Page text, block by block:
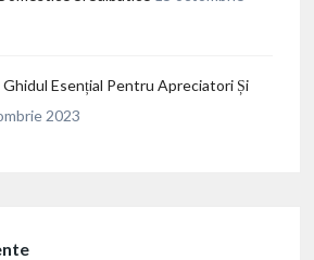
Esențial Pentru Apreciatori Și
2023